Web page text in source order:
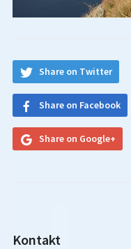
Share on Twitter
Share on Facebook
Share on Google+
Kontakt